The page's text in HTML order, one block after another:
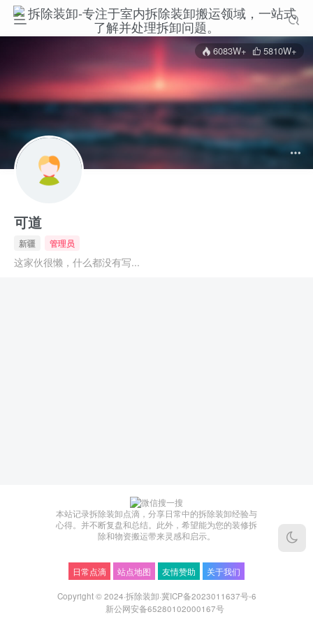
6083W+ 5810W+
可道
新疆 管理员
这家伙很懒，什么都没有写...
本站记录拆除装卸点滴，分享日常中的拆除装卸经验与
心得。并不断复盘和总结。此外，希望能为您的装修拆
除和物资搬运带来灵感和启示。
日常点滴 站点地图 友情赞助 关于我们
Copyright © 2024·拆除装卸·冀ICP备2023011637号-6
新公网安备65280102000167号